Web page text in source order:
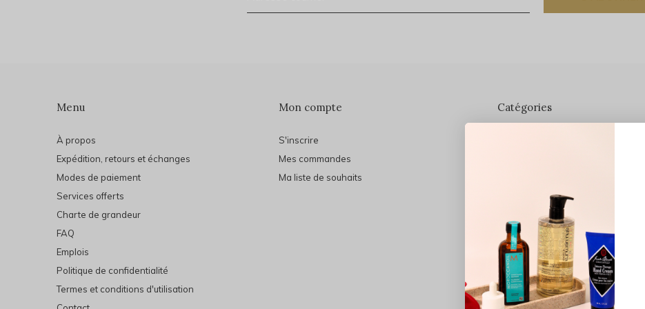
Menu
À propos
Expédition, retours et échanges
Modes de paiement
Services offerts
Charte de grandeur
FAQ
Emplois
Politique de confidentialité
Termes et conditions d'utilisation
Mon compte
S'inscrire
Mes commandes
Ma liste de souhaits
Catégories
Soins du visage
Maquillage
Bain et Corps
Bijoux